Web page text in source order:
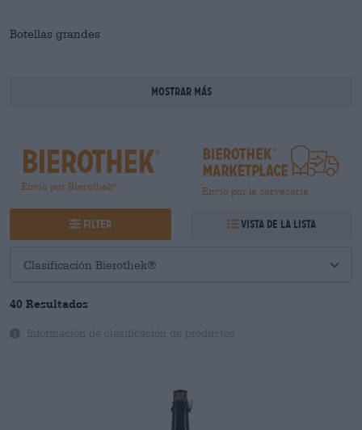
Botellas grandes
mostrar más
Envío por Bierothek®
Envío por la cervecería
Filter Vista de la lista
40 Resultados
Información de clasificación de productos